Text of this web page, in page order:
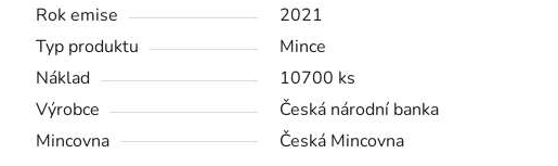
Rok emise
2021
Typ produktu
Mince
Náklad
10700 ks
Výrobce
Česká národní banka
Mincovna
Česká Mincovna